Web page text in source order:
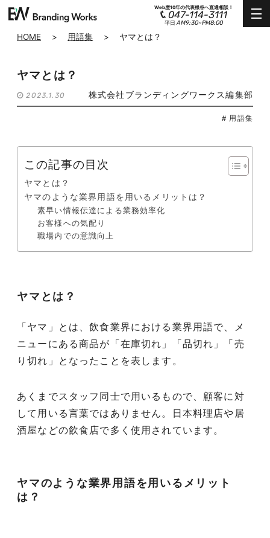
Web歴10年の代表根谷へ直通相談！
047-114-3111
平日AM9:30~PM8:00
HOME > 用語集 > ヤマとは？
ヤマとは？
2023.1.30 株式会社ブランディングワークス編集部
# 用語集
この記事の目次
ヤマとは？
ヤマのような業界用語を用いるメリットは？
素早い情報伝達による業務効率化
お客様への気配り
職場内での意識向上
ヤマとは？
「ヤマ」とは、飲食業界における業界用語で、メ
ニューにある商品が「在庫切れ」「品切れ」「売
り切れ」となったことを表します。
あくまでスタッフ同士で用いるもので、顧客に対
して用いる言葉ではありません。日本料理店や居
酒屋などの飲食店で多く使用されています。
ヤマのような業界用語を用いるメリット
は？